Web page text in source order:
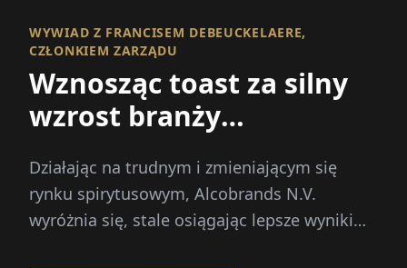
WYWIAD Z FRANCISEM DEBEUCKELAERE,
CZŁONKIEM ZARZĄDU
Wznosząc toast za silny
wzrost branży
Działając na trudnym i zmieniającym się
rynku spirytusowym, Alcobrands N.V.
wyróżnia się, stale osiągając lepsze wyniki